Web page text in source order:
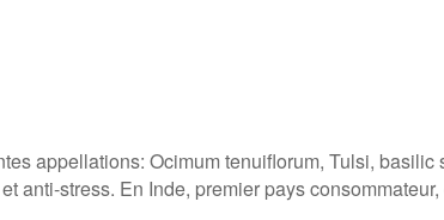
appellations: Ocimum tenuiflorum, Tulsi,
anti-stress. En Inde, premier pays